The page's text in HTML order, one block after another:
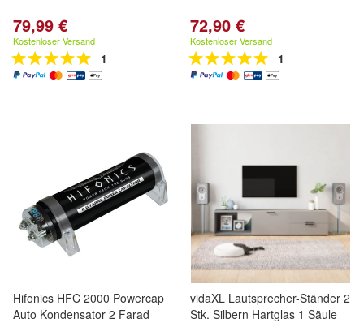
79,99 €
Kostenloser Versand
1
72,90 €
Kostenloser Versand
1
Hifonics HFC 2000 Powercap
Auto Kondensator 2 Farad
vidaXL Lautsprecher-Ständer 2
Stk. Silbern Hartglas 1 Säule